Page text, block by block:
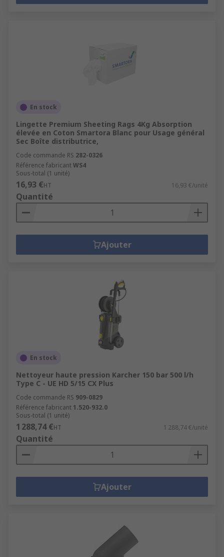
En stock
Lingette Premium Sheeting Rags 4Kg Absorption
élevée en Coton Smartora Blanc pour Usage général
Sec Boîte distributrice,
Code commande RS 282-0326
Référence fabricantWS4
Sous-total (1 unité)
16,93 €HT 16,93 €/unité
Quantité
Ajouter
En stock
Nettoyeur haute pression Karcher 150 bar 500 l/h
Type C - UE HD 5/15 CX Plus
Code commande RS 909-0829
Référence fabricant 1.520-932.0
Sous-total (1 unité)
1 288,74 €HT 1 288,74 €/unité
Quantité
Ajouter